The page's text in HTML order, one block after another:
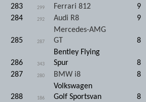
283
299 Ferrari 812 9
284
292 Audi R8 9
285 287
Mercedes-AMG
GT
8
286 343
Bentley Flying
Spur
8
287
280 BMW i8 8
288 186
Volkswagen
Golf Sportsvan
8